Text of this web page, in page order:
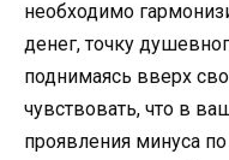
необходимо
денег, точку
поднимаясь вверх
чувствовать, что в
проявления минуса